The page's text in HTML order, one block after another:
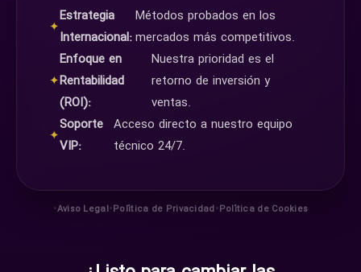
✦
Estrategia
Internacional:
Métodos probados en los
mercados más competitivos.
✦
Enfoque en
Rentabilidad
(ROI):
Nuestra prioridad es el
retorno de inversión y
ventas.
✦
Soporte
VIP:
Acceso directo a nuestro equipo
técnico 24/7.
•Aviso Legal•Política de Privacidad•Política de Cookies